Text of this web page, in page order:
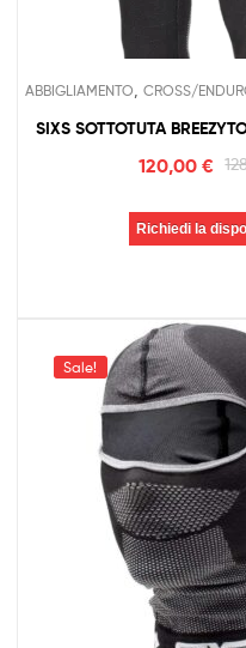
ABBIGLIAMENTO CROSS/
SIXS SOTTOTUTA
120,00 €
Richiedi la
Sale!